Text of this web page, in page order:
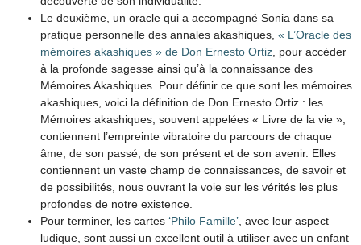
Le deuxième, un oracle qui a accompagné Sonia dans sa
pratique personnelle des annales akashiques, « L’Oracle des
mémoires akashiques » de Don Ernesto Ortiz , pour accéder
à la profonde sagesse ainsi qu’à la connaissance des
Mémoires Akashiques. Pour définir ce que sont les mémoires
akashiques, voici la définition de Don Ernesto Ortiz : les
Mémoires akashiques, souvent appelées « Livre de la vie »,
contiennent l’empreinte vibratoire du parcours de chaque
âme, de son passé, de son présent et de son avenir. Elles
contiennent un vaste champ de connaissances, de savoir et
de possibilités, nous ouvrant la voie sur les vérités les plus
profondes de notre existence.
Pour terminer, les cartes ‘Philo Famille’ , avec leur aspect
ludique, sont aussi un excellent outil à utiliser avec un enfant